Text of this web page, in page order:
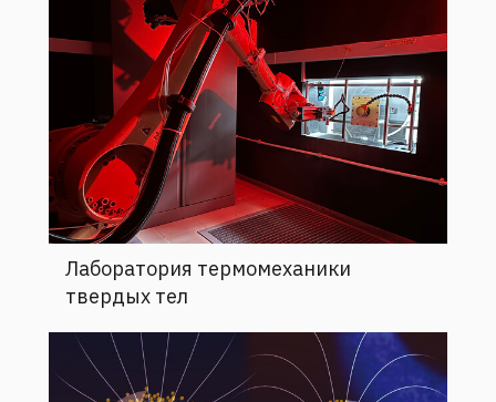
Лаборатория термомеханики
твердых тел